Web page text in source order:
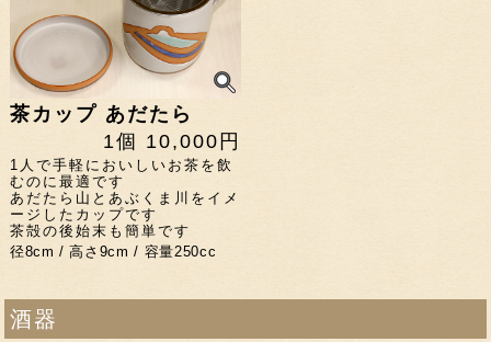
茶カップ あだたら
1個 10,000円
1人で手軽においしいお茶を飲
むのに最適です
あだたら山とあぶくま川をイメ
ージしたカップです
茶殻の後始末も簡単です
径8cm / 高さ9cm / 容量250cc
酒器